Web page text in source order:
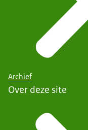
Archief
Over deze site